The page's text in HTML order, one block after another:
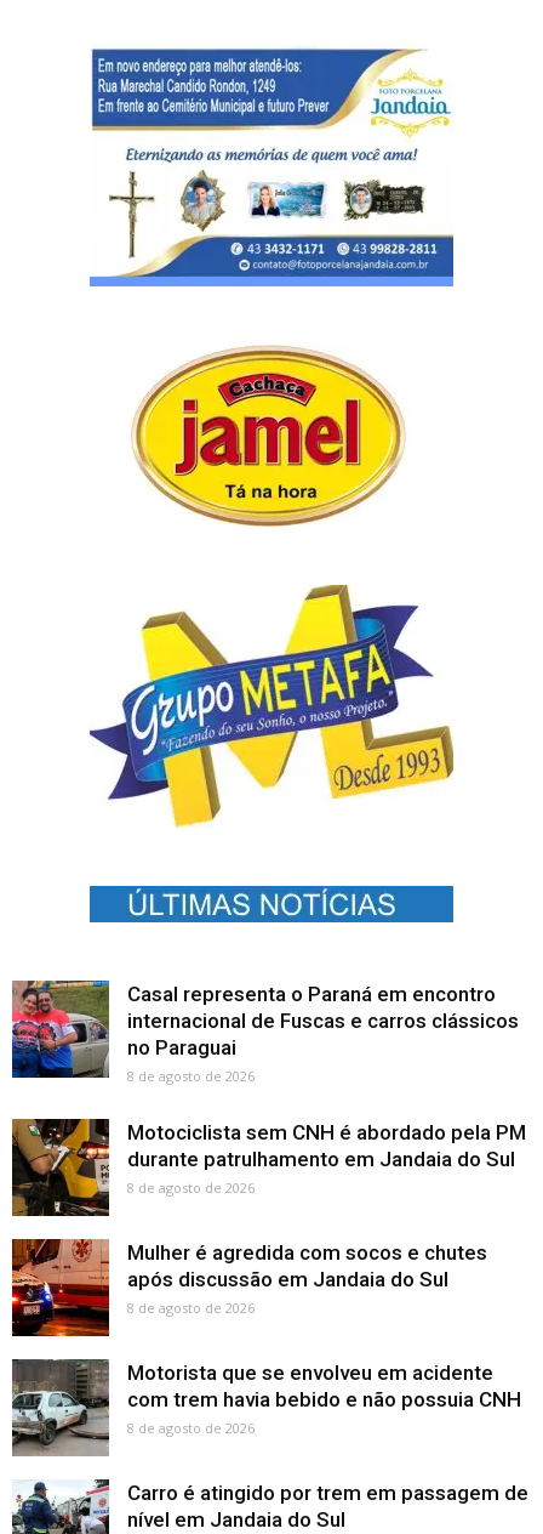
Casal representa o Paraná em encontro
internacional de Fuscas e carros clássicos
no Paraguai
8 de agosto de 2026
Motociclista sem CNH é abordado pela PM
durante patrulhamento em Jandaia do Sul
8 de agosto de 2026
Mulher é agredida com socos e chutes
após discussão em Jandaia do Sul
8 de agosto de 2026
Motorista que se envolveu em acidente
com trem havia bebido e não possuia CNH
8 de agosto de 2026
Carro é atingido por trem em passagem de
nível em Jandaia do Sul